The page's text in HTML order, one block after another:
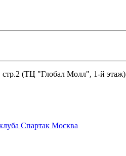
стр.2 (ТЦ "Глобал Молл", 1-й этаж)